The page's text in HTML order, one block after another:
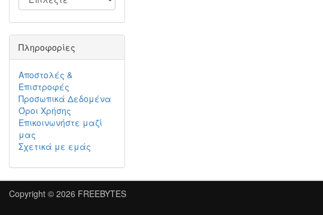
Πληροφορίες
Αποστολές &
Επιστροφές
Προσωπικά Δεδομένα
Όροι Χρήσης
Επικοινωνήστε μαζί
μας
Σχετικά με εμάς
Copyright © 2026 FREEBYTES